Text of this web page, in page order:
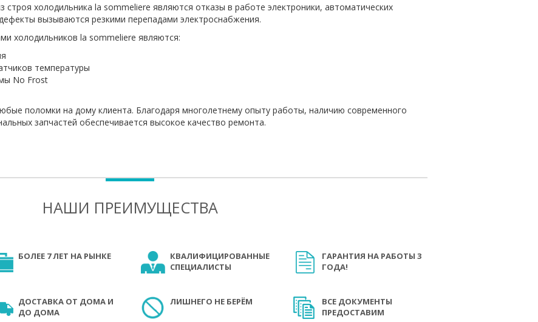
холодильника la sommeliere являются отказы в работе электроники, автоматических
вызываются резкими перепадами электроснабжения.
холодильников la sommeliere являются:
температуры
No Frost
поломки на дому клиента. Благодаря многолетнему опыту работы, наличию современного
запчастей обеспечивается высокое качество ремонта.
НАШИ ПРЕИМУЩЕСТВА
БОЛЕЕ 7 ЛЕТ НА РЫНКЕ
КВАЛИФИЦИРОВАННЫЕ
СПЕЦИАЛИСТЫ
ГАРАНТИЯ НА РАБОТЫ 3
ГОДА!
ДОСТАВКА ОТ ДОМА И
ДО ДОМА
ЛИШНЕГО НЕ БЕРЁМ
ВСЕ ДОКУМЕНТЫ
ПРЕДОСТАВИМ